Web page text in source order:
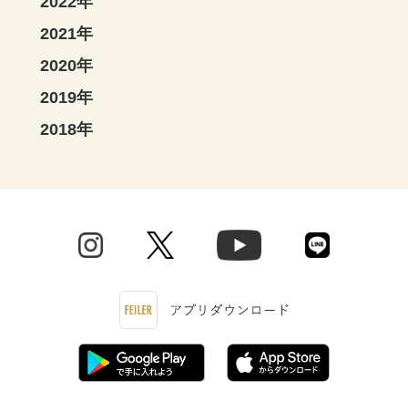
2021年
2020年
2019年
2018年